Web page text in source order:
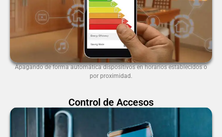
Apagando de forma automática dispositivos en horarios establecidos o
por proximidad.
Control de Accesos